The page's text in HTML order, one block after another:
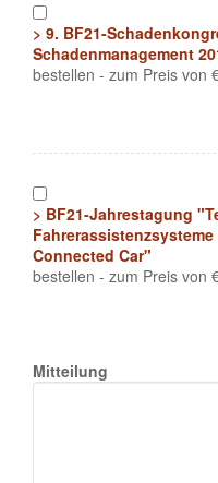
> 9. BF21-
Schadenmanagement
bestellen - zum Preis von
> BF21-Jahrestagung
Connected Car"
bestellen - zum Preis von
Mitteilung